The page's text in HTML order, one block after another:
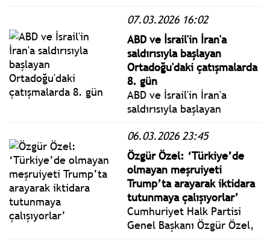
duruşma 9 Mart’ta Silivri'de
başlıyor. İlk gün yoklama ile
geçer; 10 Mart’ta Canlı
Yayın İçin Kanun Teklifi
Vereceğiz
07.03.2026 16:02
ABD ve İsrail'in İran'a
saldırısıyla başlayan
Ortadoğu'daki çatışmalarda
8. gün
ABD ve İsrail'in İran'a
saldırısıyla başlayan
sekizinci gününe girdi.
06.03.2026 23:45
Özgür Özel: ‘Türkiye’de
olmayan meşruiyeti
Trump’ta arayarak iktidara
tutunmaya çalışıyorlar’
Cumhuriyet Halk Partisi
Genel Başkanı Özgür Özel,